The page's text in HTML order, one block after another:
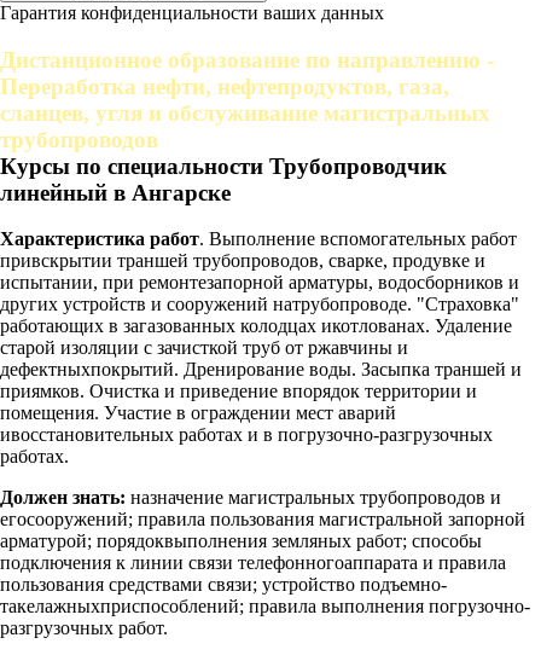
Гарантия конфиденциальности ваших данных
Дистанционное образование по направлению -
Переработка нефти, нефтепродуктов, газа,
сланцев, угля и обслуживание магистральных
трубопроводов
Курсы по специальности Трубопроводчик
линейный в Ангарске
Характеристика работ. Выполнение вспомогательных работ
привскрытии траншей трубопроводов, сварке, продувке и
испытании, при ремонтезапорной арматуры, водосборников и
других устройств и сооружений натрубопроводе. "Страховка"
работающих в загазованных колодцах икотлованах. Удаление
старой изоляции с зачисткой труб от ржавчины и
дефектныхпокрытий. Дренирование воды. Засыпка траншей и
приямков. Очистка и приведение впорядок территории и
помещения. Участие в ограждении мест аварий
ивосстановительных работах и в погрузочно-разгрузочных
работах.
Должен знать: назначение магистральных трубопроводов и
егосооружений; правила пользования магистральной запорной
арматурой; порядоквыполнения земляных работ; способы
подключения к линии связи телефонногоаппарата и правила
пользования средствами связи; устройство подъемно-
такелажныхприспособлений; правила выполнения погрузочно-
разгрузочных работ.